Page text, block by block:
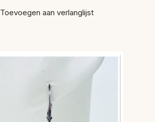
Toevoegen aan verlanglijst